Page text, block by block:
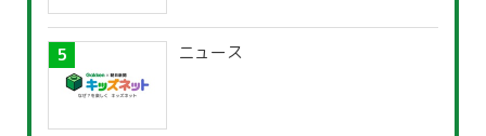
ニュース